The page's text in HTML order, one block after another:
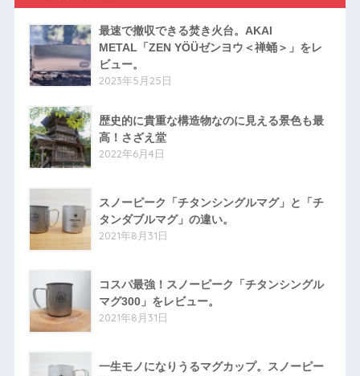
最速で撤収できる焚き火台。AKAI
METAL「ZEN YÖÜゼンヨウ＜禅蛹＞」をレ
ビュー。
2023年5月25日
歴史的に貴重な構造物なのに見える景色も最
高！さざえ堂
2022年6月4日
スノーピーク「チタンシングルマグ」と「チ
タンダブルマグ」の違い。
2021年8月31日
コスパ最強！スノーピーク「チタンシングル
マグ300」をレビュー。
2021年8月31日
一生モノになりうるマグカップ。スノーピー